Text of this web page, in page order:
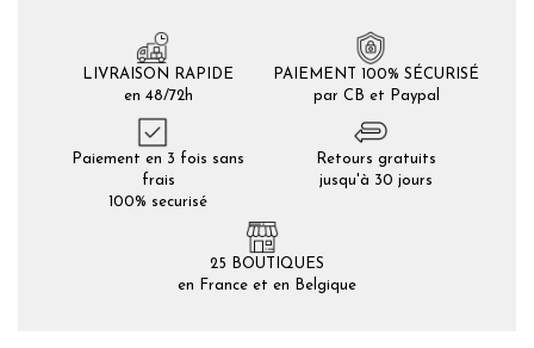
LIVRAISON RAPIDE
en 48/72h
PAIEMENT 100% SÉCURISÉ
par CB et Paypal
Paiement en 3 fois sans
frais
100% securisé
Retours gratuits
jusqu'à 30 jours
25 BOUTIQUES
en France et en Belgique